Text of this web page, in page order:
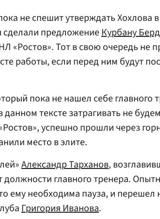
не спешит утверждать Хохлова
сделали предложениеКурбану
«Ростов». Тот в свою очередь не
работы, если перед ним будут
пока не нашел себе главного
данном тексте затрагивать не
успешно прошли через
место в элите.
Александр Тарханов,
должности главного тренера.
ему необходима пауза, и перешел
Григория Иванова.